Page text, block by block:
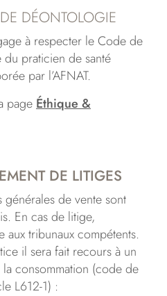
DÉONTOLOGIE
à respecter le Code de
praticien de santé
par l’AFNAT.
page Éthique &
DE LITIGES
de vente sont
En cas de litige,
aux tribunaux compétents.
il sera fait recours à un
consommation (code de
L612-1) :